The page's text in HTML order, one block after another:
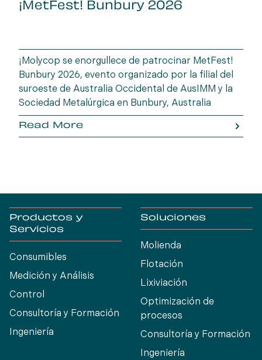
¡MetFest! Bunbury 2026
¡Molycop se enorgullece de patrocinar MetFest!
Bunbury 2026, evento organizado por la filial del
suroeste de Australia Occidental de AusIMM y la
Sociedad Metalúrgica en Bunbury, Australia
Occidental. Reúnase con un representante de
Molycop para analizar soluciones prácticas,
Read More
Productos y
Servicios
Consumibles
Medición y Análisis
Control
Consultoría y Formación
Ingeniería
Soluciones
Molienda
Flotación
Lixiviación
Optimización de
procesos
Consultoría y Formación
Ingeniería